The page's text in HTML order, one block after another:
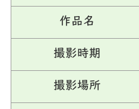
作品名
撮影時期
撮影場所